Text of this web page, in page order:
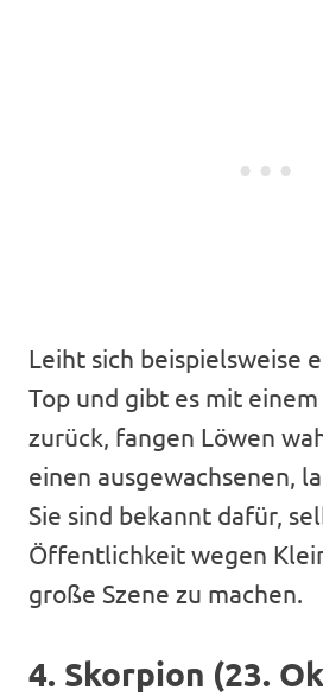
Leiht sich beispielsweise
Top und gibt es mit
zurück, fangen Löwen
einen ausgewachsenen,
Sie sind bekannt dafür,
Öffentlichkeit wegen
große Szene zu machen.
4. Skorpion (23.